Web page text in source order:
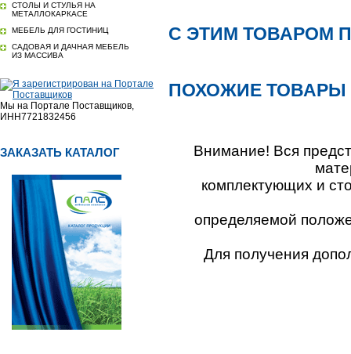
СТОЛЫ И СТУЛЬЯ НА
МЕТАЛЛОКАРКАСЕ
МЕБЕЛЬ ДЛЯ ГОСТИНИЦ
САДОВАЯ И ДАЧНАЯ МЕБЕЛЬ
ИЗ МАССИВА
Мы на Портале Поставщиков,
ИНН7721832456
ЗАКАЗАТЬ КАТАЛОГ
С ЭТИМ ТОВАРОМ
ПОХОЖИЕ ТОВАРЫ
Внимание! Вся
комплектующих и
определяемой
Для получения